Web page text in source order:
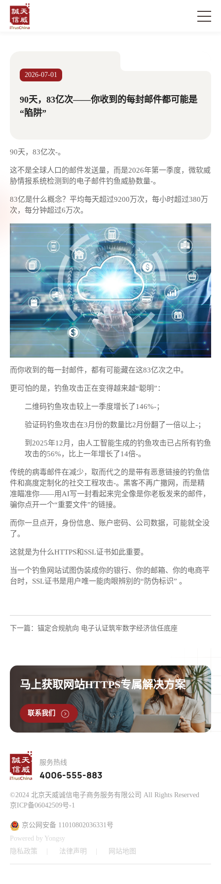
2026-07-01
90天，83亿次——你收到的每封邮件都可能是
“陷阱”
90天，83亿次-。
这不是全球人口的邮件发送量，而是2026年第一季度，微软威
胁情报系统检测到的电子邮件钓鱼威胁数量-。
83亿是什么概念？平均每天超过9200万次，每小时超过380万
次，每分钟超过6万次。
而你收到的每一封邮件，都有可能藏在这83亿次之中。
更可怕的是，钓鱼攻击正在变得越来越“聪明”：
二维码钓鱼攻击较上一季度增长了146%-；
验证码钓鱼攻击在3月份的数量比2月份翻了一倍以上-；
到2025年12月，由人工智能生成的钓鱼攻击已占所有钓鱼
攻击的56%，比上一年增长了14倍-。
传统的病毒邮件在减少，取而代之的是带有恶意链接的钓鱼信
件和高度定制化的社交工程攻击-。黑客不再广撒网，而是精
准瞄准你——用AI写一封看起来完全像是你老板发来的邮件，
骗你点开一个“重要文件”的链接。
而你一旦点开，身份信息、账户密码、公司数据，可能就全没
了。
这就是为什么HTTPS和SSL证书如此重要。
当一个钓鱼网站试图伪装成你的银行、你的邮箱、你的电商平
台时，SSL证书是用户唯一能肉眼辨别的“防伪标识” 。
下一篇：锚定合规航向 电子认证筑牢数字经济信任底座
马上获取网站HTTPS专属解决方案
联系我们
服务热线
4006-555-883
©2024 北京天威诚信电子商务服务有限公司 All Rights Reserved
京ICP备06042509号-1
京公网安备 11010802036331号
Powered by Yongsy
隐私政策
法律声明 网站地图